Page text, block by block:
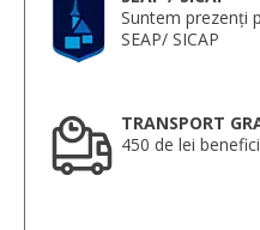
Suntem prezenți
SEAP/ SICAP
TRANSPORT
450 de lei